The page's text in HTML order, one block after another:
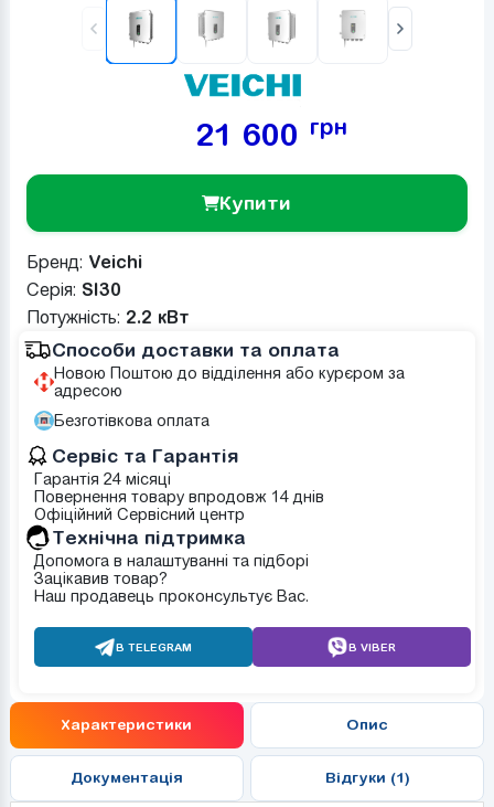
21 600 грн
Купити
Бренд: Veichi
Серія: SI30
Потужніcть: 2.2 кВт
Способи доставки та оплата
Новою Поштою до відділення або курєром за
адресою
Безготівкова оплата
Сервіс та Гарантія
Гарантія 24 місяці
Повернення товару впродовж 14 днів
Офіційний Сервісний центр
Tехнічна підтримка
Допомога в налаштуванні та підборі
Зацікавив товар?
Наш продавець проконсультує Вас.
В TELEGRAM В VIBER
Характеристики Опис
Документація Відгуки (1)